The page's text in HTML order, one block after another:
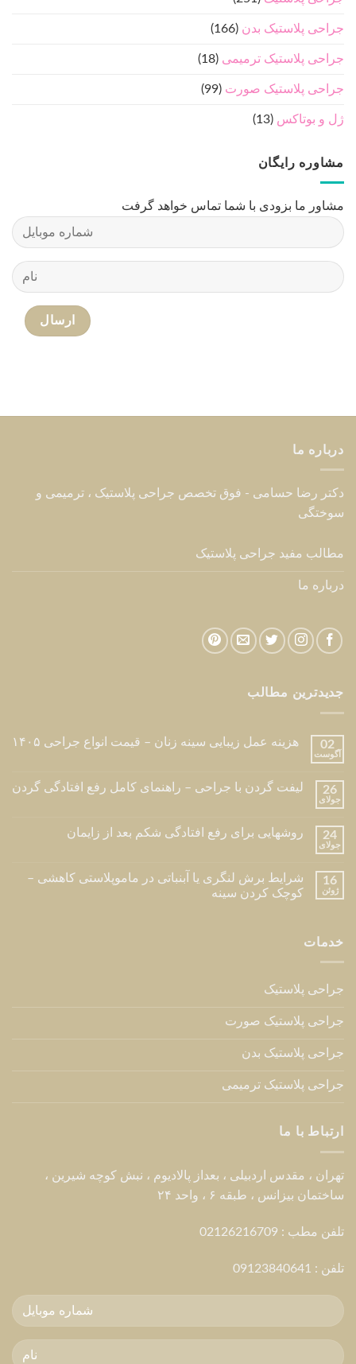
جراحی پلاستیک بدن (166)
جراحی پلاستیک ترمیمی (18)
جراحی پلاستیک صورت (99)
ژل و بوتاکس (13)
مشاوره رایگان
مشاور ما بزودی با شما تماس خواهد گرفت
درباره ما
دکتر رضا حسامی - فوق تخصص جراحی پلاستیک ، ترمیمی و
سوختگی
مطالب مفید جراحی پلاستیک
درباره ما
جدیدترین مطالب
02
آگوست
هزینه عمل زیبایی سینه زنان – قیمت انواع جراحی ۱۴۰۵
26
جولای
لیفت گردن با جراحی – راهنمای کامل رفع افتادگی گردن
24
جولای
روشهایی برای رفع افتادگی شکم بعد از زایمان
16
ژوئن
شرایط برش لنگری یا آبنباتی در ماموپلاستی کاهشی –
کوچک کردن سینه
خدمات
جراحی پلاستیک
جراحی پلاستیک صورت
جراحی پلاستیک بدن
جراحی پلاستیک ترمیمی
ارتباط با ما
تهران ، مقدس اردبیلی ، بعداز پالادیوم ، نبش کوچه شیرین ،
ساختمان بیزانس ، طبقه ۶ ، واحد ۲۴
تلفن مطب : 02126216709
تلفن : 09123840641